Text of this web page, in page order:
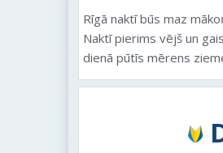
Rīgā naktī būs maz
Naktī pierims vējš un
dienā pūtīs mērens